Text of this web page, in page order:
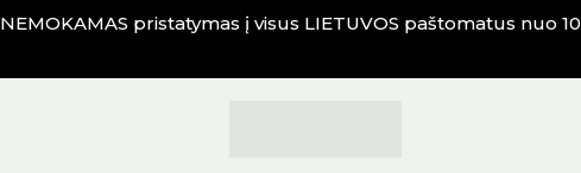
NEMOKAMAS pristatymas į visus LIETUVOS paštomatus nuo